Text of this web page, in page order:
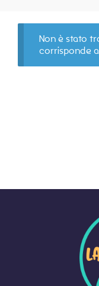
Non è stato
corrisponde